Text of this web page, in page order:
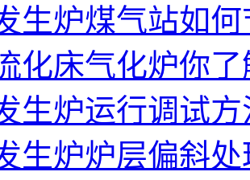
生炉煤气站如何
化床气化炉你
生炉运行调试
生炉炉层偏斜